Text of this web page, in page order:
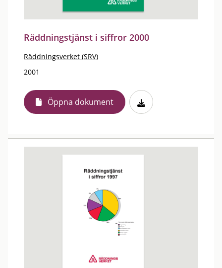
Räddningstjänst i siffror 2000
Räddningsverket (SRV)
2001
Öppna dokument